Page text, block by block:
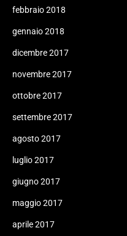
febbraio 2018
gennaio 2018
dicembre 2017
novembre 2017
ottobre 2017
settembre 2017
agosto 2017
luglio 2017
giugno 2017
maggio 2017
aprile 2017